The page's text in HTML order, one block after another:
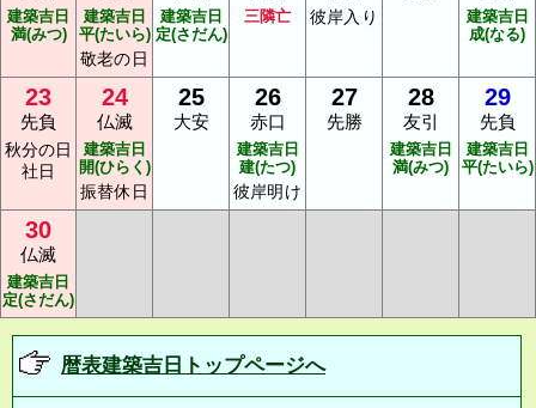
建築吉日
満(みつ)
建築吉日
平(たいら)
敬老の日
建築吉日
定(さだん)
三隣亡 彼岸入り
建築吉日
成(なる)
23
先負
秋分の日
社日
24
仏滅
建築吉日
開(ひらく)
振替休日
25
大安
26
赤口
建築吉日
建(たつ)
彼岸明け
27
先勝
28
友引
建築吉日
満(みつ)
29
先負
建築吉日
平(たいら)
30
仏滅
建築吉日
定(さだん)
暦表建築吉日トップページへ